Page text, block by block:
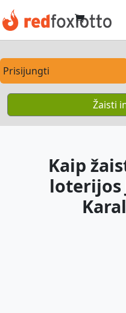
Prisijungti
Žaisti
Kaip
loterijos